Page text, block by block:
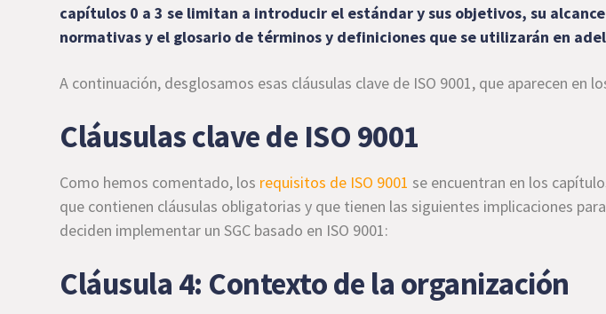
capítulos 0 a 3 se limitan a introducir el estándar y sus objetivos, su
normativas y el glosario de términos y definiciones que se utilizarán en
A continuación, desglosamos esas cláusulas clave de ISO 9001, que aparecen en
Cláusulas clave de ISO 9001
Como hemos comentado, los requisitos de ISO 9001 se encuentran en los
que contienen cláusulas obligatorias y que tienen las siguientes implicaciones
deciden implementar un SGC basado en ISO 9001:
Cláusula 4: Contexto de la organización